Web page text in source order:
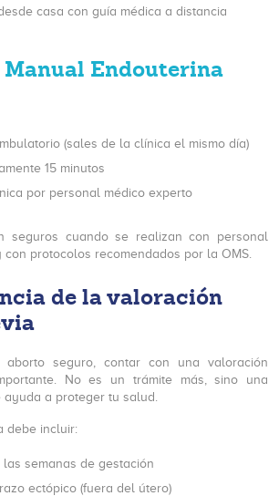
casa con guía médica a distancia
Endouterina
(sales de la clínica el mismo día)
15 minutos
por personal médico experto
seguros cuando se realizan con personal
protocolos recomendados por la OMS.
de la valoración
aborto seguro, contar con una valoración
No es un trámite más, sino una
ayuda a proteger tu salud.
debe incluir:
las semanas de gestación
ectópico (fuera del útero)